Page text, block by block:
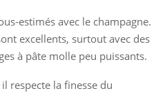
estimés avec le champagne.
excellents, surtout avec des
à pâte molle peu puissants.
respecte la finesse du